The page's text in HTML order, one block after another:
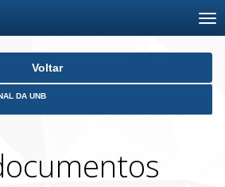
Voltar
DA UNB